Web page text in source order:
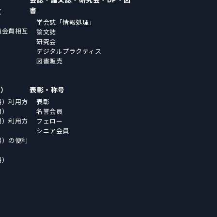
費相互
書
学会誌「情報処理」
論文誌
研究会
デジタルプラクティス
図書販売
利用方
利用方
の便利
表彰・称号
表彰
名誉会員
フェロー
シニア会員